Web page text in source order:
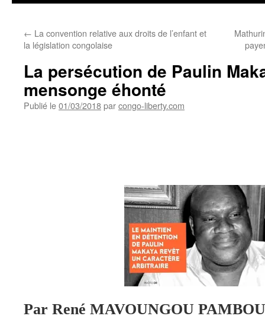
← La convention relative aux droits de l’enfant et
la législation congolaise
La persécution de Paulin
mensonge éhonté
Publié le01/03/2018parcongo-liberty.com
Par René MAVOUNGOU PAMBOU